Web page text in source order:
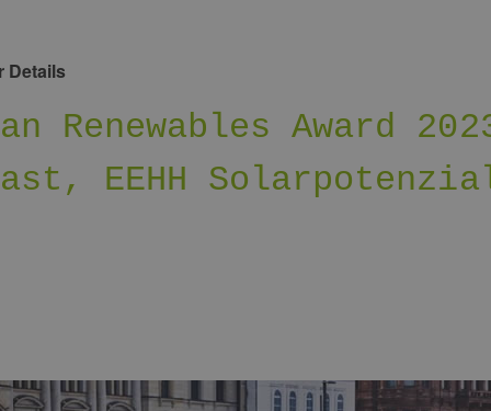
Details
Renewables Award
EEHH